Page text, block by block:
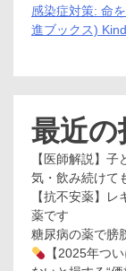
感染症対策: 命
進ブックス)
最近の
【医師解説】
気・飲み続け
【抗不安薬】
薬です
糖尿病の薬で膀
【2025年つ